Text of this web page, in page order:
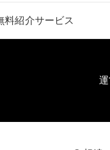
料紹介サービス